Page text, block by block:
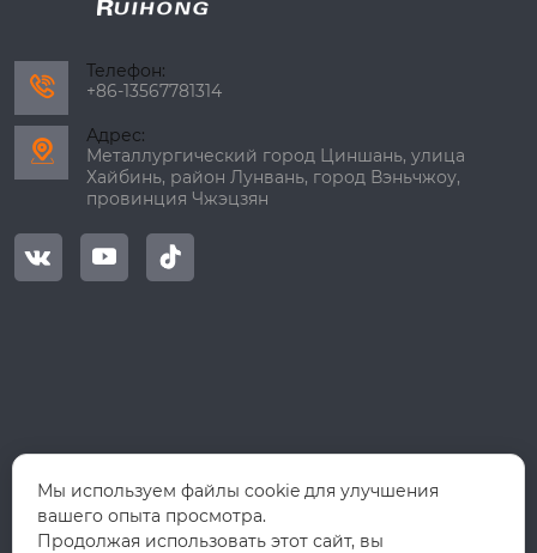

Телефон:
+86-13567781314

Адрес:
Металлургический город Циншань, улица
Хайбинь, район Лунвань, город Вэньчжоу,
провинция Чжэцзян
  
Мы используем файлы cookie для улучшения
вашего опыта просмотра.
Продолжая использовать этот сайт, вы